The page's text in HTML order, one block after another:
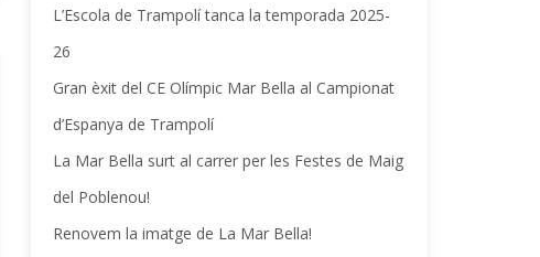
L’Escola de Trampolí tanca la temporada 2025-
26
Gran èxit del CE Olímpic Mar Bella al Campionat
d’Espanya de Trampolí
La Mar Bella surt al carrer per les Festes de Maig
del Poblenou!
Renovem la imatge de La Mar Bella!